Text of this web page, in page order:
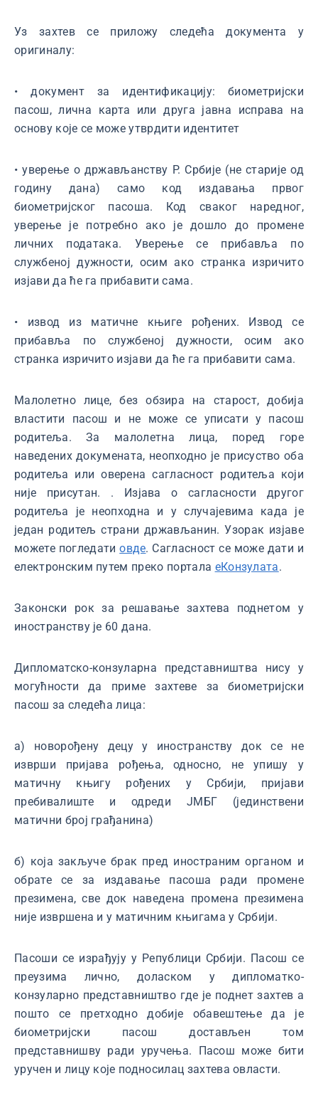
Уз захтев се приложу следећа документа у
оригиналу:
• документ за идентификацију: биометријски
пасош, лична карта или друга јавна исправа на
основу које се може утврдити идентитет
• уверење о држављанству Р. Србије (не старије од
годину дана) само код издавања првог
биометријског пасоша. Код сваког наредног,
уверење је потребно ако је дошло до промене
личних података. Уверење се прибавља по
службеној дужности, осим ако странка изричито
изјави да ће га прибавити сама.
• извод из матичне књиге рођених. Извод се
прибавља по службеној дужности, осим ако
странка изричито изјави да ће га прибавити сама.
Малолетно лице, без обзира на старост, добија
властити пасош и не може се уписати у пасош
родитеља. За малолетна лица, поред горе
наведених докумената, неопходно је присуство оба
родитеља или оверена сагласност родитеља који
није присутан. . Изјава о сагласности другог
родитеља је неопходна и у случајевима када је
један родитељ страни држављанин. Узорак изјаве
можете погледатиовде. Сагласност се може дати и
електронским путем преко портала еКонзулата.
Законски рок за решавање захтева поднетом у
иностранству је 60 дана.
Дипломатско-конзуларна представништва нису у
могућности да приме захтеве за биометријски
пасош за следећа лица:
а) новорођену децу у иностранству док се не
изврши пријава рођења, односно, не упишу у
матичну књигу рођених у Србији, пријави
пребивалиште и одреди ЈМБГ (јединствени
матични број грађанина)
б) која закључе брак пред иностраним органом и
обрате се за издавање пасоша ради промене
презимена, све док наведена промена презимена
није извршена и у матичним књигама у Србији.
Пасоши се израђују у Републици Србији. Пасош се
преузима лично, доласком у дипломатко-
конзуларно представништво где је поднет захтев а
пошто се претходно добије обавештење да је
биометријски пасош достављен том
представнишву ради уручења. Пасош може бити
уручен и лицу које подносилац захтева овласти.